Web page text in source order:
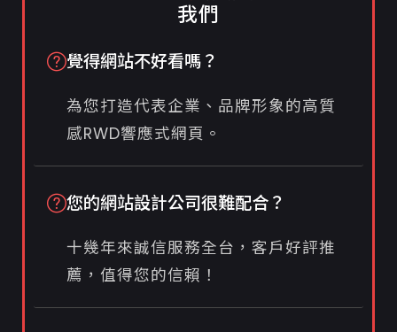
我們
覺得網站不好看嗎？
為您打造代表企業、品牌形象的高質
感RWD響應式網頁。
您的網站設計公司很難配合？
十幾年來誠信服務全台，客戶好評推
薦，值得您的信賴！